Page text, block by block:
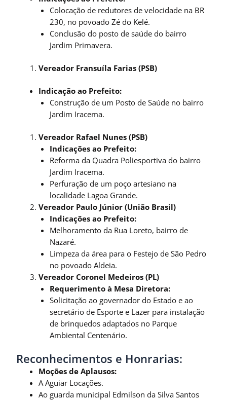
Colocação de redutores de velocidade na BR
230, no povoado Zé do Kelé.
Conclusão do posto de saúde do bairro
Jardim Primavera.
Vereador Fransuíla Farias (PSB)
Indicação ao Prefeito:
Construção de um Posto de Saúde no bairro
Jardim Iracema.
Vereador Rafael Nunes (PSB)
Indicações ao Prefeito:
Reforma da Quadra Poliesportiva do bairro
Jardim Iracema.
Perfuração de um poço artesiano na
localidade Lagoa Grande.
Vereador Paulo Júnior (União Brasil)
Indicações ao Prefeito:
Melhoramento da Rua Loreto, bairro de
Nazaré.
Limpeza da área para o Festejo de São Pedro
no povoado Aldeia.
Vereador Coronel Medeiros (PL)
Requerimento à Mesa Diretora:
Solicitação ao governador do Estado e ao
secretário de Esporte e Lazer para instalação
de brinquedos adaptados no Parque
Ambiental Centenário.
Reconhecimentos e Honrarias:
Moções de Aplausos:
A Aguiar Locações.
Ao guarda municipal Edmilson da Silva Santos